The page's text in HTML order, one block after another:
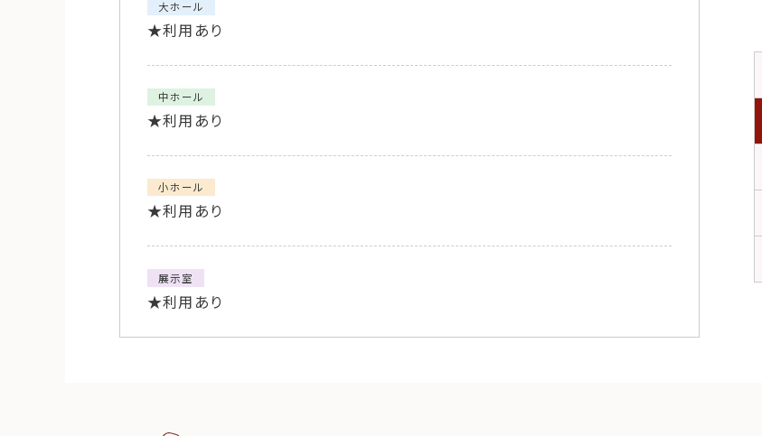
大ホール
★利用あり
中ホール
★利用あり
小ホール
★利用あり
展示室
★利用あり